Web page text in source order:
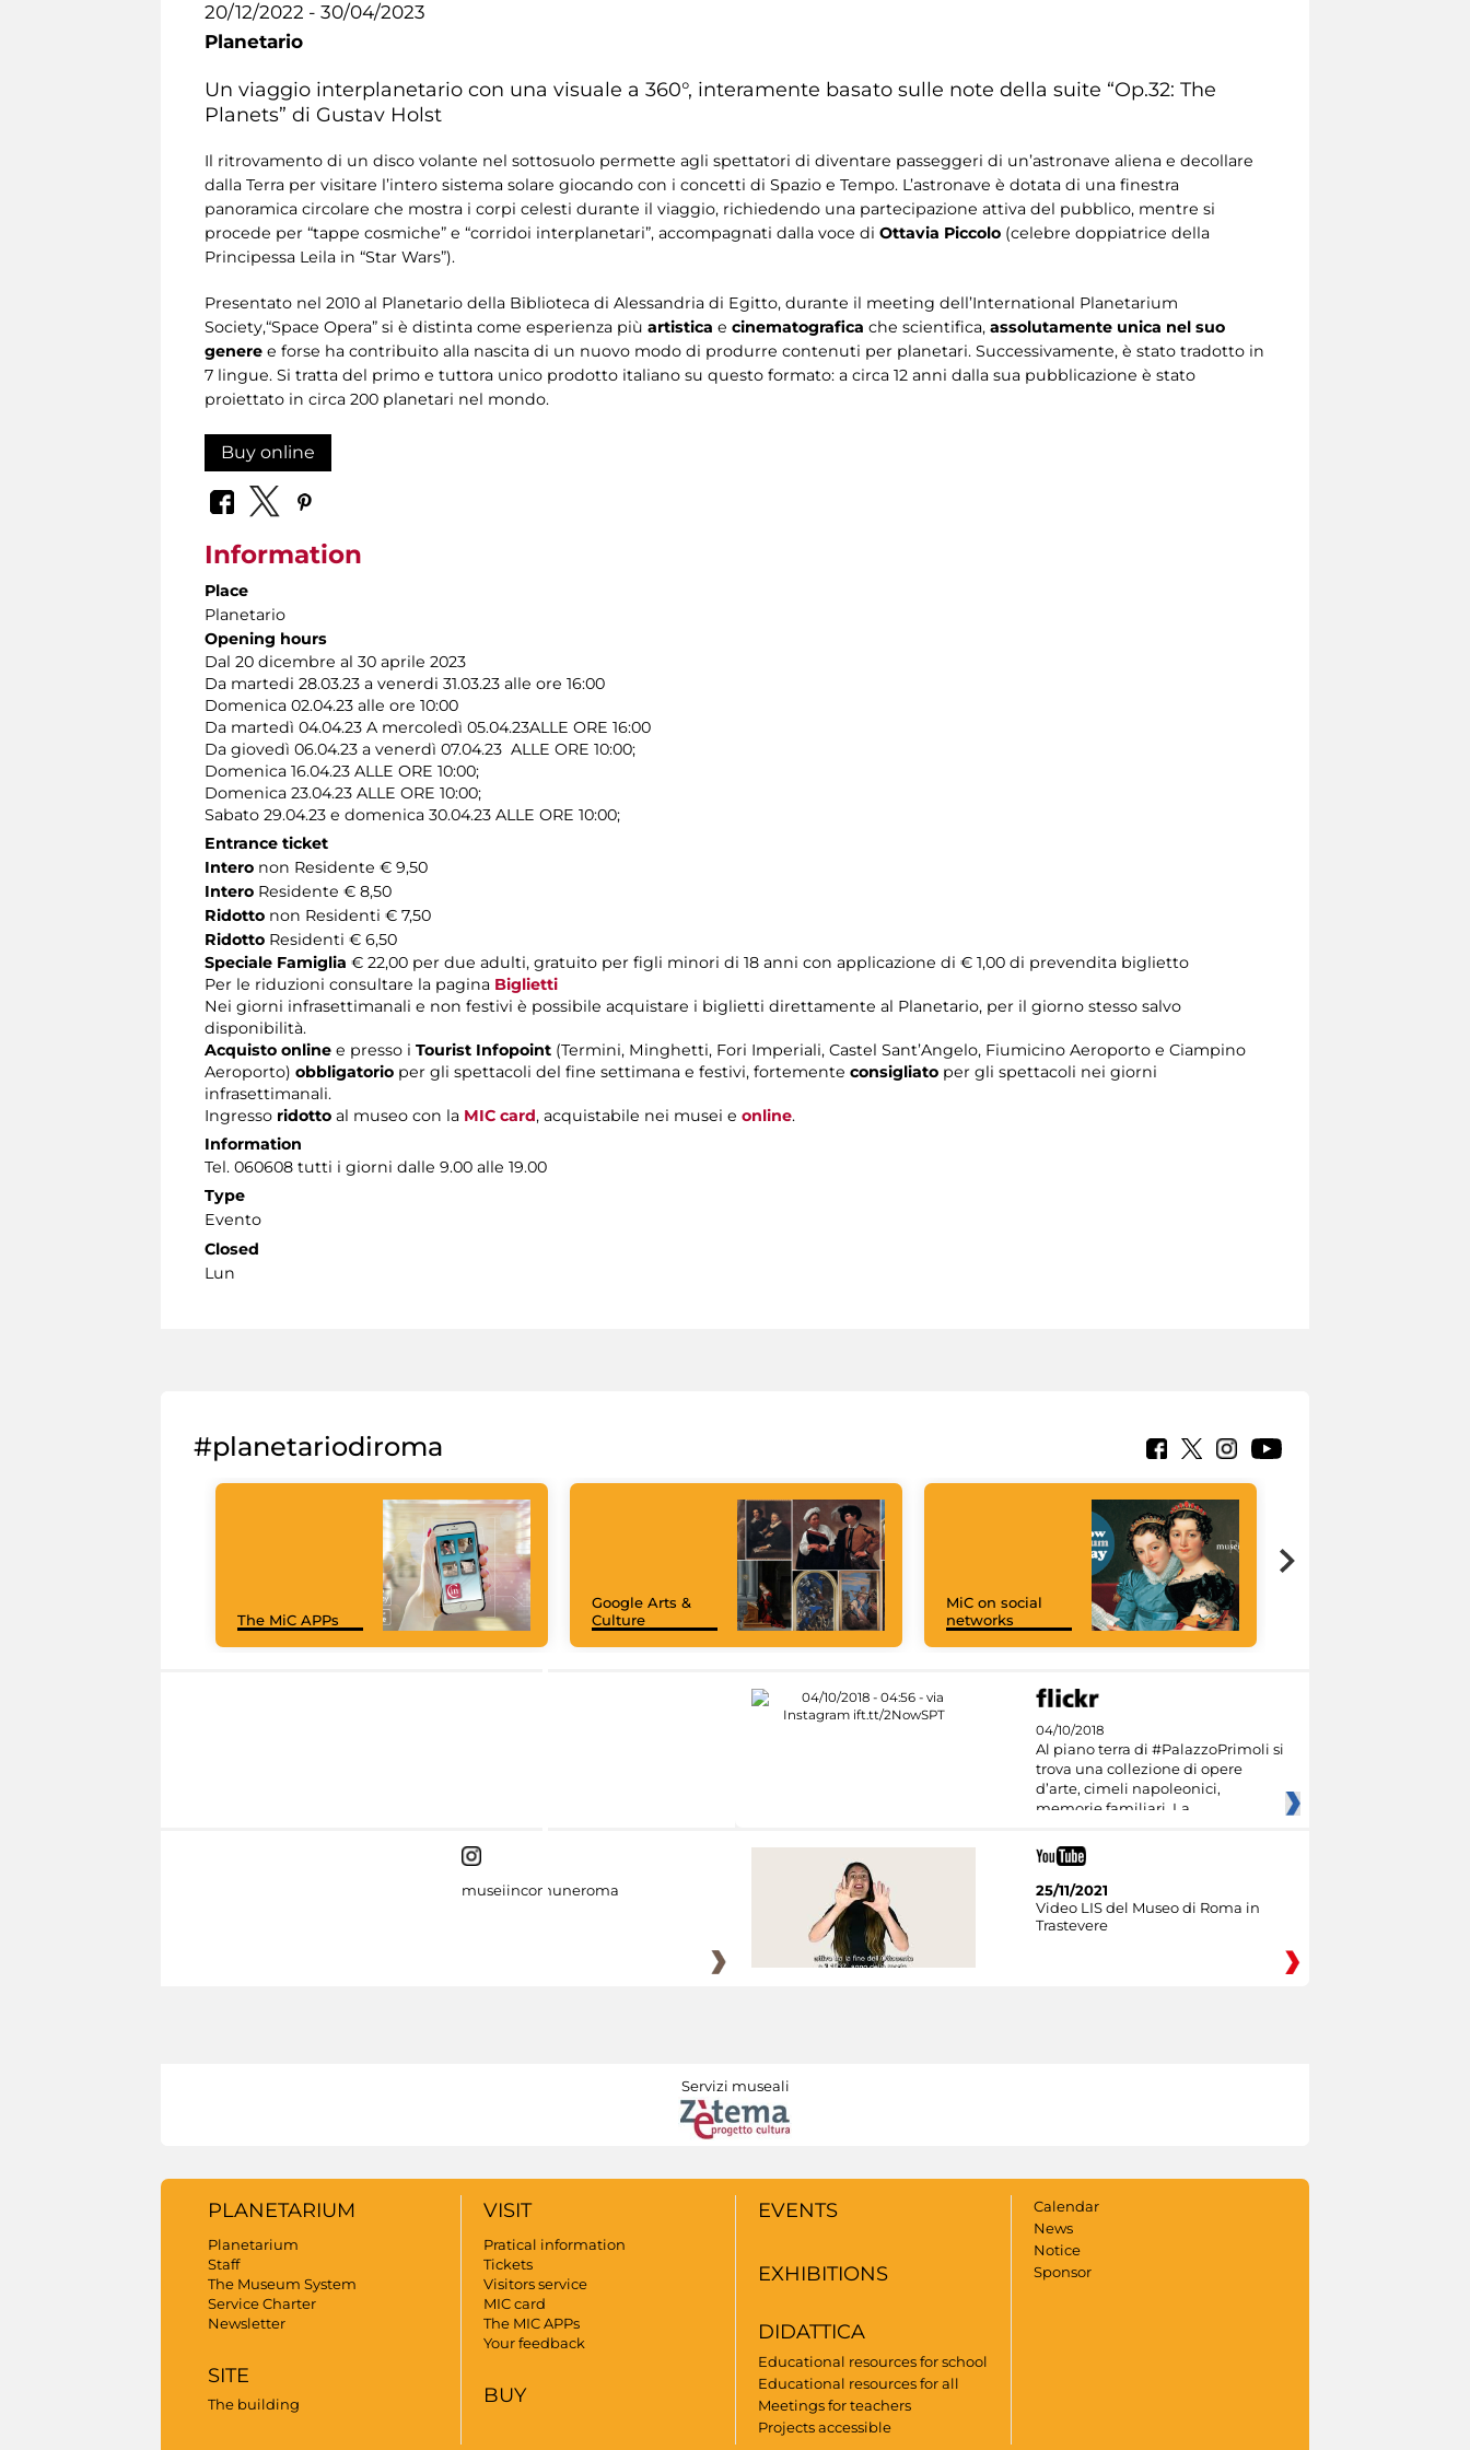
20/12/2022 - 30/04/2023
Planetario
Un viaggio interplanetario con una visuale a 360°, interamente basato sulle note della suite “Op.32: The
Planets” di Gustav Holst
Il ritrovamento di un disco volante nel sottosuolo permette agli spettatori di diventare passeggeri di un’astronave aliena e decollare
dalla Terra per visitare l’intero sistema solare giocando con i concetti di Spazio e Tempo. L’astronave è dotata di una finestra
panoramica circolare che mostra i corpi celesti durante il viaggio, richiedendo una partecipazione attiva del pubblico, mentre si
procede per “tappe cosmiche” e “corridoi interplanetari”, accompagnati dalla voce di Ottavia Piccolo (celebre doppiatrice della
Principessa Leila in “Star Wars”).
Presentato nel 2010 al Planetario della Biblioteca di Alessandria di Egitto, durante il meeting dell’International Planetarium
Society,“Space Opera” si è distinta come esperienza più artistica e cinematografica che scientifica, assolutamente unica nel suo
genere e forse ha contribuito alla nascita di un nuovo modo di produrre contenuti per planetari. Successivamente, è stato tradotto in
7 lingue. Si tratta del primo e tuttora unico prodotto italiano su questo formato: a circa 12 anni dalla sua pubblicazione è stato
proiettato in circa 200 planetari nel mondo.
Buy online
Information
Place
Planetario
Opening hours
Dal 20 dicembre al 30 aprile 2023
Da martedi 28.03.23 a venerdi 31.03.23 alle ore 16:00
Domenica 02.04.23 alle ore 10:00
Da martedì 04.04.23 A mercoledì 05.04.23ALLE ORE 16:00
Da giovedì 06.04.23 a venerdì 07.04.23 ALLE ORE 10:00;
Domenica 16.04.23 ALLE ORE 10:00;
Domenica 23.04.23 ALLE ORE 10:00;
Sabato 29.04.23 e domenica 30.04.23 ALLE ORE 10:00;
Entrance ticket
Intero non Residente € 9,50
Intero Residente € 8,50
Ridotto non Residenti € 7,50
Ridotto Residenti € 6,50
Speciale Famiglia € 22,00 per due adulti, gratuito per figli minori di 18 anni con applicazione di € 1,00 di prevendita biglietto
Per le riduzioni consultare la pagina Biglietti
Nei giorni infrasettimanali e non festivi è possibile acquistare i biglietti direttamente al Planetario, per il giorno stesso salvo
disponibilità.
Acquisto online e presso i Tourist Infopoint (Termini, Minghetti, Fori Imperiali, Castel Sant’Angelo, Fiumicino Aeroporto e Ciampino
Aeroporto) obbligatorio per gli spettacoli del fine settimana e festivi, fortemente consigliato per gli spettacoli nei giorni
infrasettimanali.
Ingresso ridotto al museo con la MIC card, acquistabile nei musei e online.
Information
Tel. 060608 tutti i giorni dalle 9.00 alle 19.00
Type
Evento
Closed
Lun
#planetariodiroma
The MiC APPs
Google Arts &
Culture
MiC on social
networks
04/10/2018
Al piano terra di #PalazzoPrimoli si
trova una collezione di opere
d’arte, cimeli napoleonici,
memorie familiari. La
museiincomuneroma
25/11/2021
Video LIS del Museo di Roma in
Trastevere
Servizi museali
PLANETARIUM
Planetarium
Staff
The Museum System
Service Charter
Newsletter
SITE
The building
VISIT
Pratical information
Tickets
Visitors service
MIC card
The MIC APPs
Your feedback
BUY
EVENTS
EXHIBITIONS
DIDATTICA
Educational resources for school
Educational resources for all
Meetings for teachers
Projects accessible
Calendar
News
Notice
Sponsor